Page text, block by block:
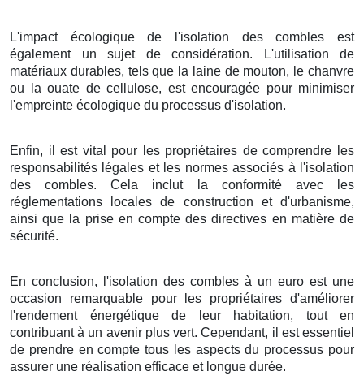
L'impact écologique de l'isolation des combles est
également un sujet de considération. L'utilisation de
matériaux durables, tels que la laine de mouton, le chanvre
ou la ouate de cellulose, est encouragée pour minimiser
l'empreinte écologique du processus d'isolation.
Enfin, il est vital pour les propriétaires de comprendre les
responsabilités légales et les normes associés à l'isolation
des combles. Cela inclut la conformité avec les
réglementations locales de construction et d'urbanisme,
ainsi que la prise en compte des directives en matière de
sécurité.
En conclusion, l'isolation des combles à un euro est une
occasion remarquable pour les propriétaires d'améliorer
l'rendement énergétique de leur habitation, tout en
contribuant à un avenir plus vert. Cependant, il est essentiel
de prendre en compte tous les aspects du processus pour
assurer une réalisation efficace et longue durée.